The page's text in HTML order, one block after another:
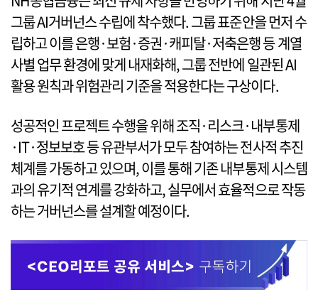
그룹 AI거버넌스 수립에 착수했다. 그룹 표준안을 먼저 수
립하고 이를 은행·보험·증권·캐피탈·저축은행 등 계열
사별 업무 환경에 맞게 내재화해, 그룹 전반에 일관된 AI
활용 원칙과 위험관리 기준을 적용한다는 구상이다.
성공적인 프로젝트 수행을 위해 조직·리스크·내부통제
·IT·정보보호 등 유관부서가 모두 참여하는 전사적 추진
체계를 가동하고 있으며, 이를 통해 기존 내부통제 시스템
과의 유기적 연계를 강화하고, 실무에서 효율적으로 작동
하는 거버넌스를 설계할 예정이다.